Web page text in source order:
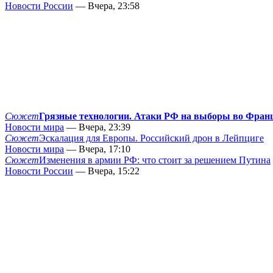
Новости России — Вчера, 23:58
СюжетГрязные технологии. Атаки РФ на выборы во
Новости мира — Вчера, 23:39
СюжетЭскалация для Европы. Российский дрон в Лейпциге
Новости мира — Вчера, 17:10
СюжетИзменения в армии РФ: что стоит за решением Путина
Новости России — Вчера, 15:22